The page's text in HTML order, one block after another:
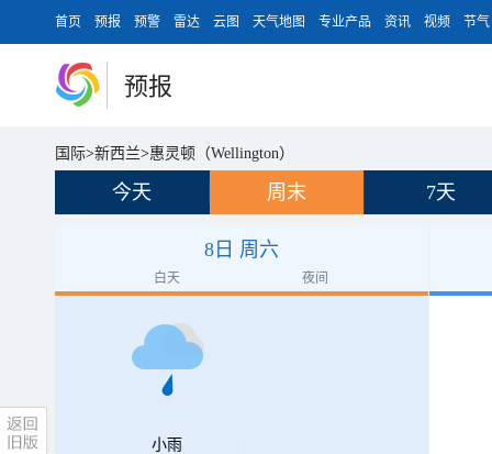
首页 预报 预警 雷达 云图 天气地图 专业产品 资讯 视频 节气
预报
国际>新西兰>惠灵顿（Wellington）
今天 周末 7天
8日 周六
白天 夜间
小雨